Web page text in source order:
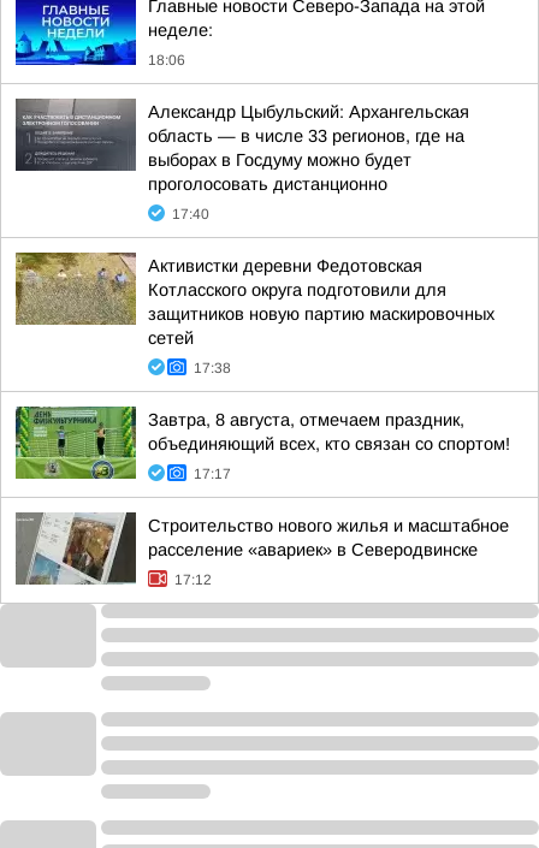
Главные новости Северо-Запада на этой
неделе:
18:06
Александр Цыбульский: Архангельская
область — в числе 33 регионов, где на
выборах в Госдуму можно будет
проголосовать дистанционно
17:40
Активистки деревни Федотовская
Котласского округа подготовили для
защитников новую партию маскировочных
сетей
17:38
Завтра, 8 августа, отмечаем праздник,
объединяющий всех, кто связан со спортом!
17:17
Строительство нового жилья и масштабное
расселение «авариек» в Северодвинске
17:12